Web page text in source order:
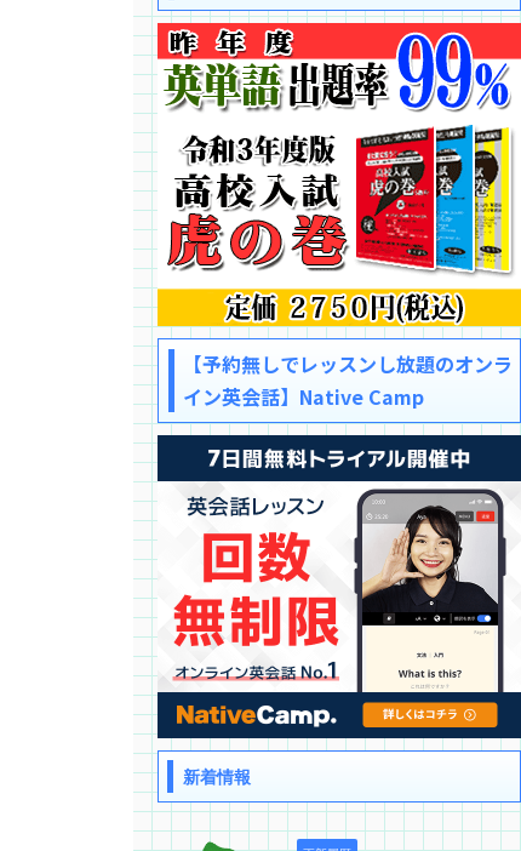
【予約無しでレッスンし放題のオンラ
イン英会話】Native Camp
新着情報